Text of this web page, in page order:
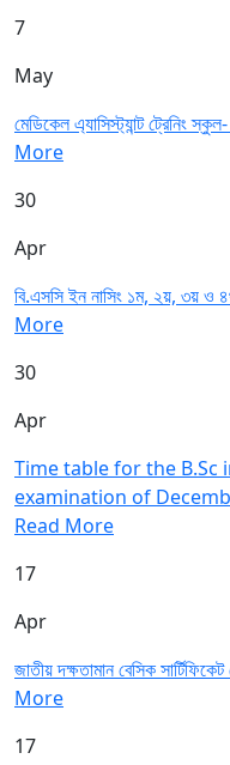
7
May
মেডিকেল এ্যাসিস্ট্যান্ট ট্রেনিং
More
30
Apr
বি.এসসি ইন নাসিং ১ম, ২য়, ৩য় ও
More
30
Apr
Time table for the
examination of
Read More
17
Apr
জাতীয় দক্ষতামান বেসিক
More
17